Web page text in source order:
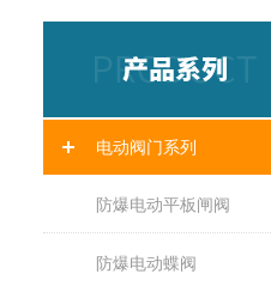
电动阀门系列
防爆电动平板闸阀
防爆电动蝶阀